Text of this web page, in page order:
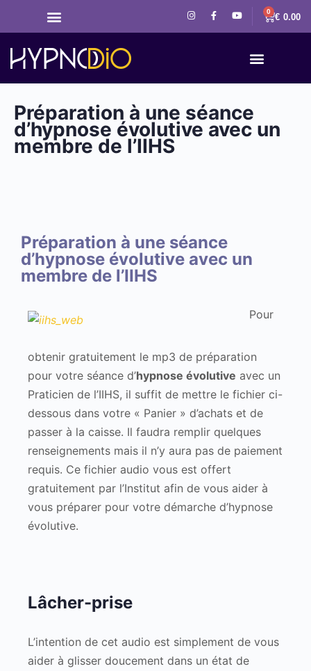
€ 0.00
0
Préparation à une séance
d’hypnose évolutive avec un
membre de l’IIHS
Préparation à une séance
d’hypnose évolutive avec un
membre de l’IIHS
Pour
obtenir gratuitement le mp3 de préparation
pour votre séance d’hypnose évolutive avec un
Praticien de l’IIHS, il suffit de mettre le fichier ci-
dessous dans votre « Panier » d’achats et de
passer à la caisse. Il faudra remplir quelques
renseignements mais il n’y aura pas de paiement
requis. Ce fichier audio vous est offert
gratuitement par l’Institut afin de vous aider à
vous préparer pour votre démarche d’hypnose
évolutive.
Lâcher-prise
L’intention de cet audio est simplement de vous
aider à glisser doucement dans un état de